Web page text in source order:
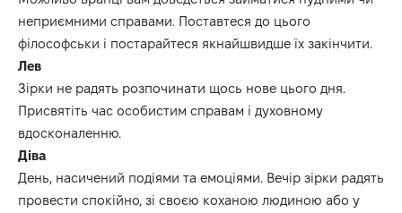
неприємними справами. Поставтеся до цього
філософськи і постарайтеся якнайшвидше їх закінчити.
Лев
Зірки не радять розпочинати щось нове цього дня.
Присвятіть час особистим справам і духовному
вдосконаленню.
Діва
День, насичений подіями та емоціями. Вечір зірки радять
провести спокійно, зі своєю коханою людиною або у